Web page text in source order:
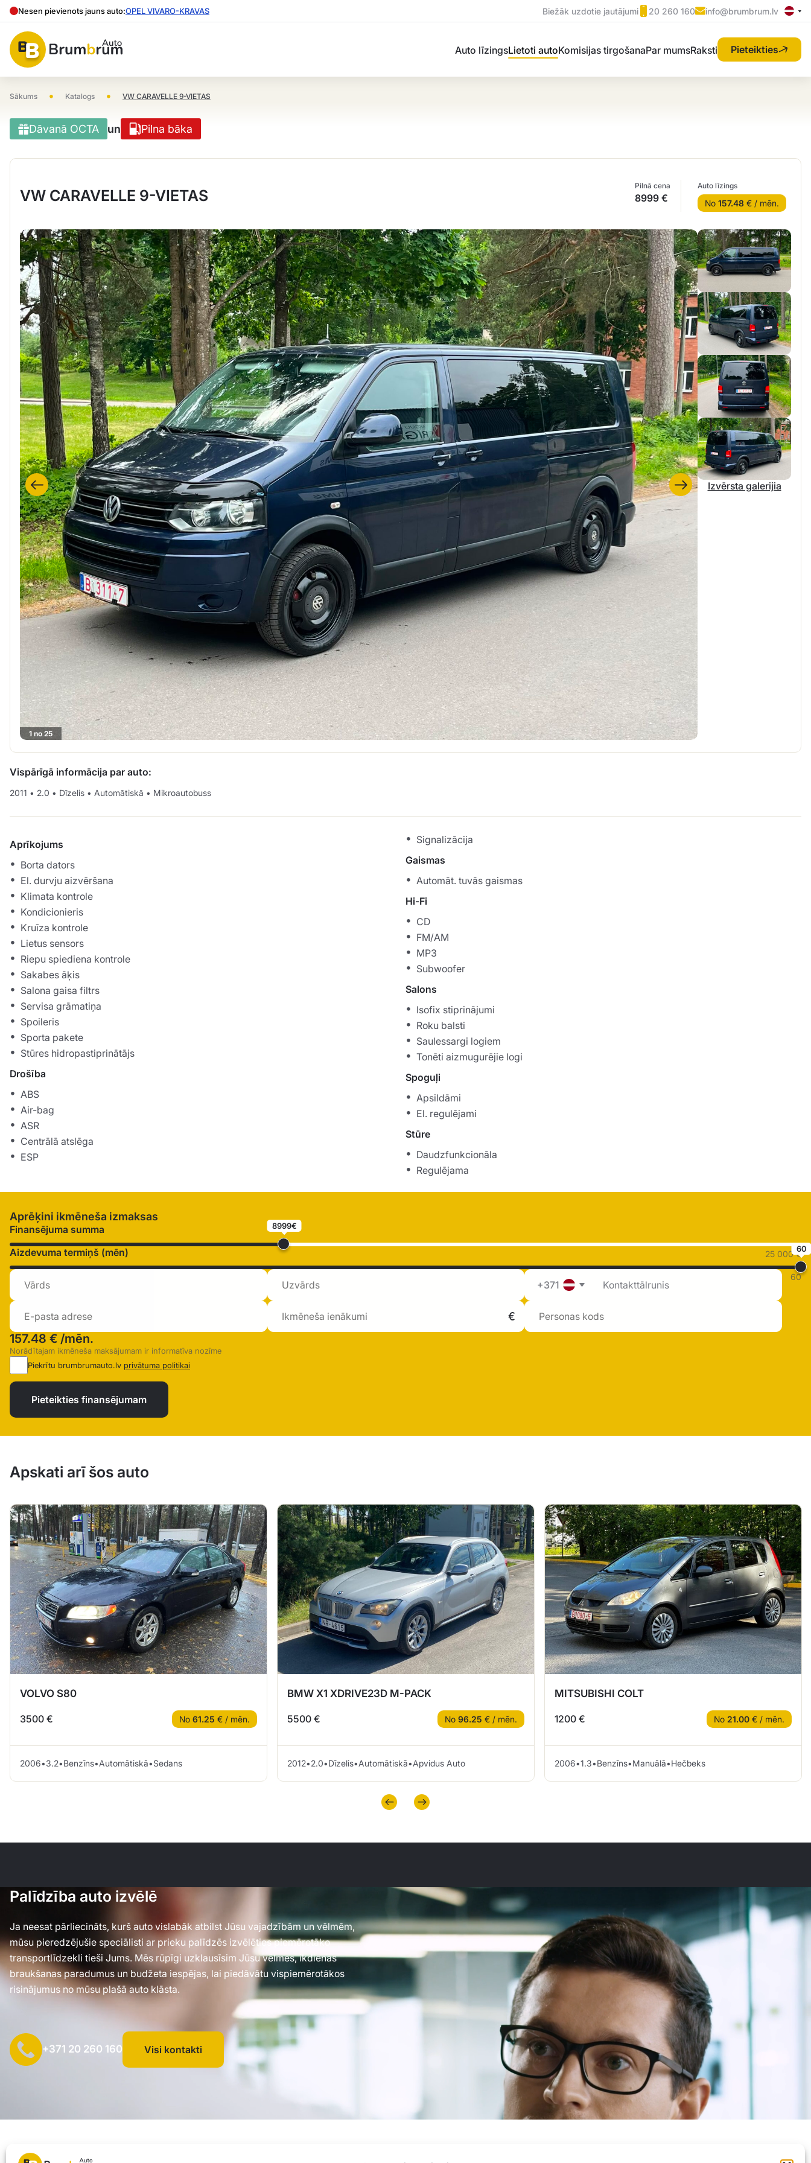
Nesen pievienots jauns auto:OPEL VIVARO-KRAVAS Biežāk uzdotie jautājumi 20 260 160 info@brumbrum.lv
Auto līzingsLietoti autoKomisijas tirgošanaPar mumsRaksti Pieteikties
Sākums • Katalogs • VW CARAVELLE 9-VIETAS
Dāvanā OCTA un Pilna bāka
VW CARAVELLE 9-VIETAS
Pilnā cena
8999 €
Auto līzings
No 157.48 € / mēn.
1 no 25
Izvērsta galerijia
Vispārīgā informācija par auto:
2011 • 2.0 • Dīzelis • Automātiskā • Mikroautobuss
Aprīkojums
Borta dators
El. durvju aizvēršana
Klimata kontrole
Kondicionieris
Kruīza kontrole
Lietus sensors
Riepu spiediena kontrole
Sakabes āķis
Salona gaisa filtrs
Servisa grāmatiņa
Spoileris
Sporta pakete
Stūres hidropastiprinātājs
Drošība
ABS
Air-bag
ASR
Centrālā atslēga
ESP
Signalizācija
Gaismas
Automāt. tuvās gaismas
Hi-Fi
CD
FM/AM
MP3
Subwoofer
Salons
Isofix stiprinājumi
Roku balsti
Saulessargi logiem
Tonēti aizmugurējie logi
Spoguļi
Apsildāmi
El. regulējami
Stūre
Daudzfunkcionāla
Regulējama
Aprēķini ikmēneša izmaksas
Finansējuma summa 8999€
25 000 €
Aizdevuma termiņš (mēn) 60
60
+371
157.48 € /mēn.
Norādītajam ikmēneša maksājumam ir informatīva nozīme
Piekrītu brumbrumauto.lv privātuma politikai
Pieteikties finansējumam
Apskati arī šos auto
VOLVO S80
3500 € No 61.25 € / mēn.
2006•3.2•Benzīns•Automātiskā•Sedans
BMW X1 XDRIVE23D M-PACK
5500 € No 96.25 € / mēn.
2012•2.0•Dīzelis•Automātiskā•Apvidus Auto
MITSUBISHI COLT
1200 € No 21.00 € / mēn.
2006•1.3•Benzīns•Manuālā•Hečbeks
Palīdzība auto izvēlē
Ja neesat pārliecināts, kurš auto vislabāk atbilst Jūsu vajadzībām un vēlmēm,
mūsu pieredzējušie speciālisti ar prieku palīdzēs izvēlēties piemērotāko
transportlīdzekli tieši Jums. Mēs rūpīgi uzklausīsim Jūsu vēlmes, ikdienas
braukšanas paradumus un budžeta iespējas, lai piedāvātu vispiemērotākos
risinājumus no mūsu plašā auto klāsta.
+371 20 260 160 Visi kontakti
SIA "AUTOCLICK", Reģ. Nr. 40203371960, Adrese: Mazjumpravas iela 77, Rīga, LV-1063 |